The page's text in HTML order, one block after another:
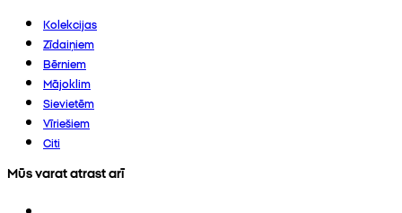
Kolekcijas
Zīdaiņiem
Bērniem
Mājoklim
Sievietēm
Vīriešiem
Citi
Mūs varat atrast arī